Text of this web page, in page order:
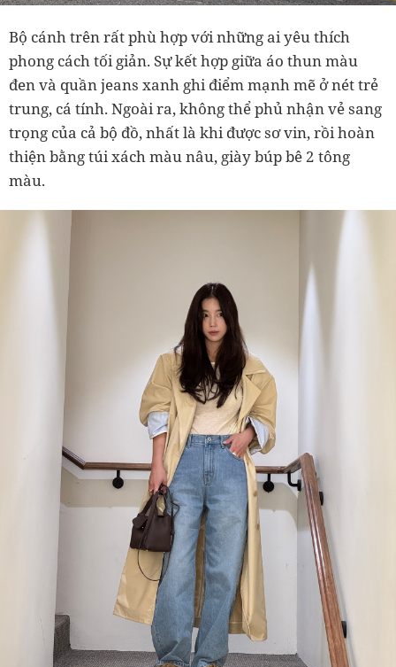
Bộ cánh trên rất phù hợp với những ai yêu thích
phong cách tối giản. Sự kết hợp giữa áo thun màu
đen và quần jeans xanh ghi điểm mạnh mẽ ở nét trẻ
trung, cá tính. Ngoài ra, không thể phủ nhận vẻ sang
trọng của cả bộ đồ, nhất là khi được sơ vin, rồi hoàn
thiện bằng túi xách màu nâu, giày búp bê 2 tông
màu.